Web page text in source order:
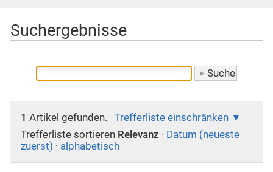
Suchergebnisse
1 Artikel gefunden.
Trefferliste einschränken
Trefferliste sortieren Relevanz · Datum (neueste
zuerst) · alphabetisch